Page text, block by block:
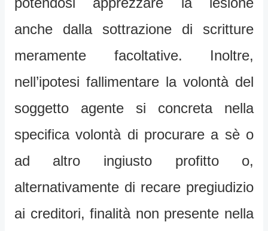
anche dalla sottrazione di scritture
meramente facoltative. Inoltre,
nell’ipotesi fallimentare la volontà del
soggetto agente si concreta nella
specifica volontà di procurare a sè o
ad altro ingiusto profitto o,
alternativamente di recare pregiudizio
ai creditori, finalità non presente nella